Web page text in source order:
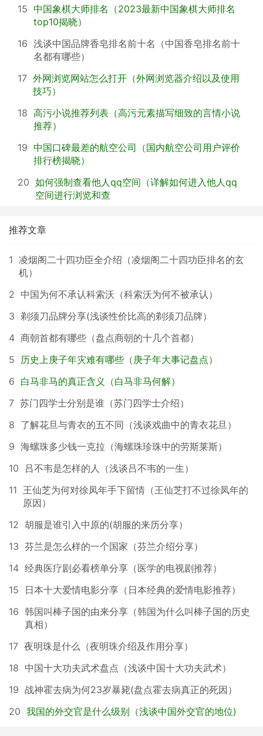
15 中国象棋大师排名（2023最新中国象棋大师排名
top10揭晓）
16 浅谈中国品牌香皂排名前十名（中国香皂排名前十
名都有哪些）
17 外网浏览网站怎么打开（外网浏览器介绍以及使用
技巧）
18 高污小说推荐列表（高污元素描写细致的言情小说
推荐）
19 中国口碑最差的航空公司（国内航空公司用户评价
排行榜揭晓）
20 如何强制查看他人qq空间（详解如何进入他人qq
空间进行浏览和查
推荐文章
1 凌烟阁二十四功臣全介绍（凌烟阁二十四功臣排名的玄
机）
2 中国为何不承认科索沃（科索沃为何不被承认）
3 剃须刀品牌分享(浅谈性价比高的剃须刀品牌）
4 商朝首都有哪些（盘点商朝的十几个首都）
5 历史上庚子年灾难有哪些（庚子年大事记盘点）
6 白马非马的真正含义（白马非马何解）
7 苏门四学士分别是谁（苏门四学士介绍）
8 了解花旦与青衣的五不同（浅谈戏曲中的青衣花旦）
9 海螺珠多少钱一克拉（海螺珠珍珠中的劳斯莱斯）
10
吕不韦是怎样的人（浅谈吕不韦的一生）
11 王仙芝为何对徐凤年手下留情（王仙芝打不过徐凤年的
原因）
12 胡服是谁引入中原的(胡服的来历分享）
13 芬兰是怎么样的一个国家（芬兰介绍分享）
14 经典医疗剧必看榜单分享（医学的电视剧推荐）
15
日本十大爱情电影分享（日本经典的爱情电影推荐）
16 韩国叫棒子国的由来分享（韩国为什么叫棒子国的历史
真相）
17 夜明珠是什么（夜明珠介绍及作用分享）
18 中国十大功夫武术盘点（浅谈中国十大功夫武术）
19 战神霍去病为何23岁暴毙(盘点霍去病真正的死因）
20 我国的外交官是什么级别（浅谈中国外交官的地位)